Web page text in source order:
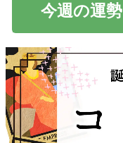
今週の運勢